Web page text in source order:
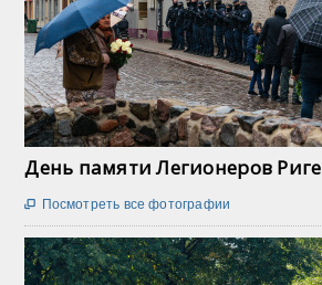
День памяти Легионеров Риге
 Посмотреть все фотографии